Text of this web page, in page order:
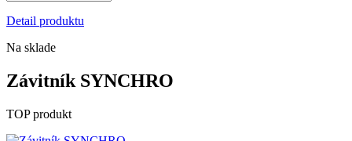
Detail produktu
Na sklade
Závitník SYNCHRO
TOP produkt